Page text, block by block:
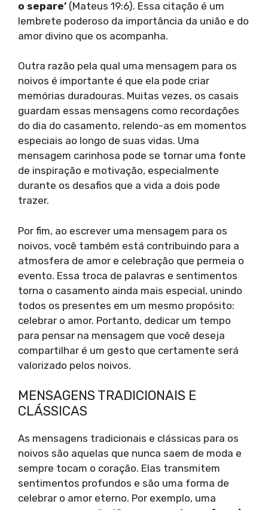
o separe’ (Mateus 19:6). Essa citação é um
lembrete poderoso da importância da união e do
amor divino que os acompanha.
Outra razão pela qual uma mensagem para os
noivos é importante é que ela pode criar
memórias duradouras. Muitas vezes, os casais
guardam essas mensagens como recordações
do dia do casamento, relendo-as em momentos
especiais ao longo de suas vidas. Uma
mensagem carinhosa pode se tornar uma fonte
de inspiração e motivação, especialmente
durante os desafios que a vida a dois pode
trazer.
Por fim, ao escrever uma mensagem para os
noivos, você também está contribuindo para a
atmosfera de amor e celebração que permeia o
evento. Essa troca de palavras e sentimentos
torna o casamento ainda mais especial, unindo
todos os presentes em um mesmo propósito:
celebrar o amor. Portanto, dedicar um tempo
para pensar na mensagem que você deseja
compartilhar é um gesto que certamente será
valorizado pelos noivos.
MENSAGENS TRADICIONAIS E
CLÁSSICAS
As mensagens tradicionais e clássicas para os
noivos são aquelas que nunca saem de moda e
sempre tocam o coração. Elas transmitem
sentimentos profundos e são uma forma de
celebrar o amor eterno. Por exemplo, uma